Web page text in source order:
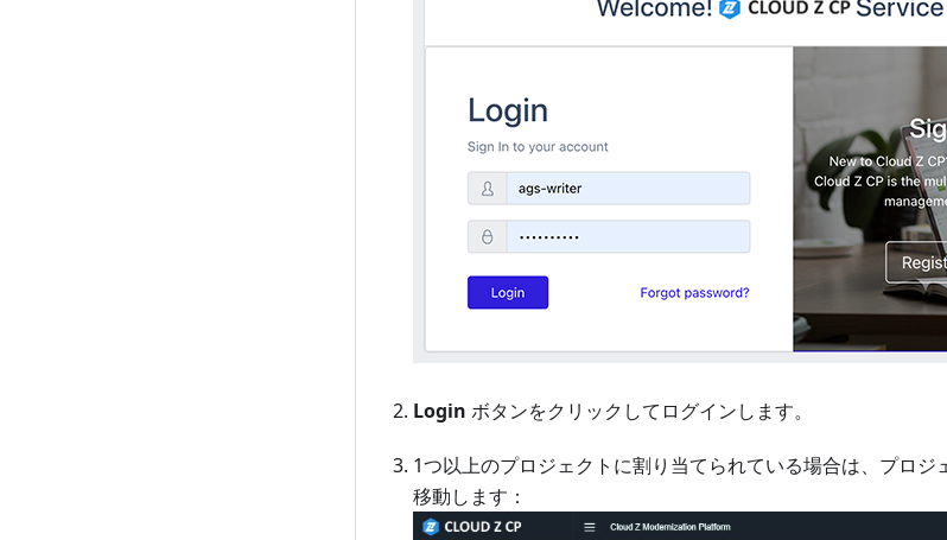
Login ボタンをクリックしてログインします。
1つ以上のプロジェクトに割り当てられている場合は、プロ
移動します：